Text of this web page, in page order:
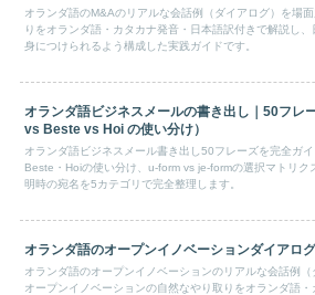
オランダ語のM&Aのリアルな会話例（ダイアログ）を場
りをオランダ語・カタカナ発音・日本語訳付きで解説し
身につけられるよう構成した実践ガイドです。
オランダ語ビジネスメールの書き出し｜50フレ
vs Beste vs Hoi の使い分け）
オランダ語ビジネスメール書き出し50フレーズを完全ガ
Beste・Hoiの使い分け、u-form vs je-formの選択マトリク
明時の宛名を5カテゴリで完全整理します。
オランダ語のオープンイノベーションダイアロ
オランダ語のオープンイノベーションのリアルな会話例（
オープンイノベーションの自然なやり取りをオランダ語